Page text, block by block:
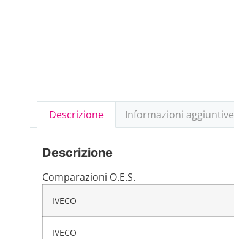
Descrizione Informazioni aggiuntive
Descrizione
Comparazioni O.E.S.
IVECO
IVECO